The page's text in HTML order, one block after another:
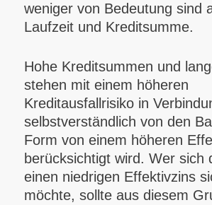
weniger von Bedeutung sind
Laufzeit und Kreditsumme.
Hohe Kreditsummen und
stehen mit einem höheren
Kreditausfallrisiko in
selbstverständlich von den
Form von einem höheren
berücksichtigt wird. Wer sich
einen niedrigen Effektivzins
möchte, sollte aus diesem